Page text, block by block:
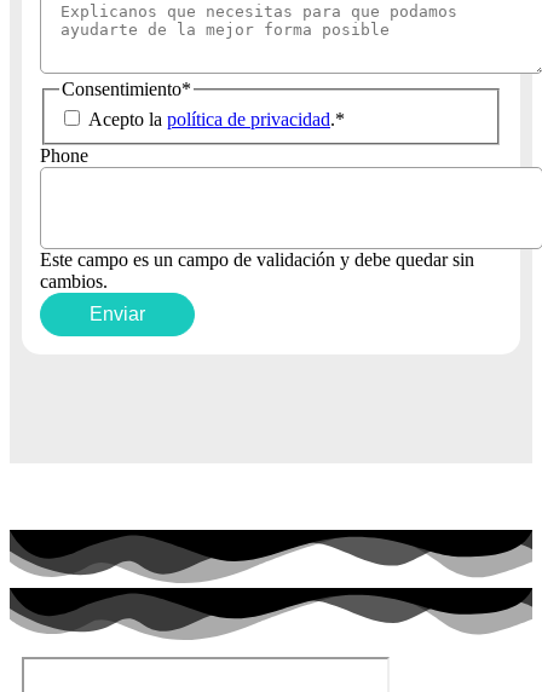
Consentimiento*
Acepto la política de privacidad.*
Phone
Este campo es un campo de validación y debe quedar sin
cambios.